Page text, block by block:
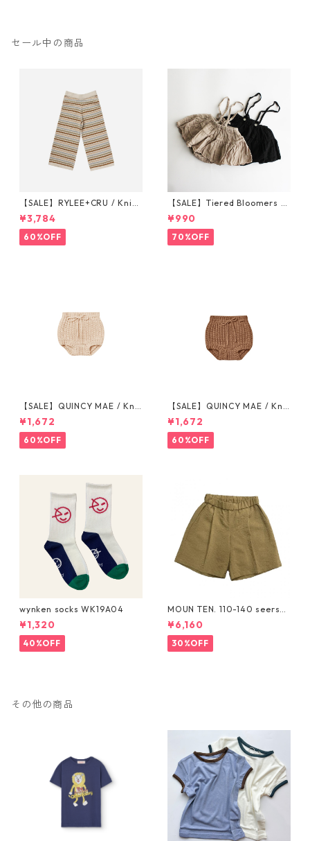
セール中の商品
【SALE】RYLEE+CRU / Knit
Wide Leg Pant || Honeycom
b Strip 6-7/8-9/10-12y
¥3,784
60%OFF
【SALE】Tiered Bloomers 7
0-80cm (グレージュ／ブラッ
ク) ※1点までメール便可
¥990
70%OFF
【SALE】QUINCY MAE / Knit
Tie Bloomer (12-18M/18-24
M/2-3Y)
¥1,672
60%OFF
【SALE】QUINCY MAE / Knit
Tie Bloomer (12-18M/18-24
M/2-3Y)
¥1,672
60%OFF
wynken socks WK19A04
¥1,320
40%OFF
MOUN TEN. 110-140 seersuc
ker half pants [MP55C-173
6a]
¥6,160
30%OFF
その他の商品